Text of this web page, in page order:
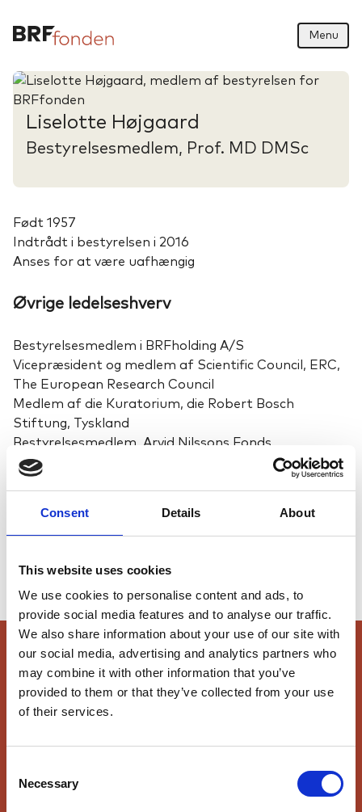
Consent Details About
This website uses cookies
We use cookies to personalise content and ads, to
provide social media features and to analyse our traffic.
We also share information about your use of our site with
our social media, advertising and analytics partners who
may combine it with other information that you’ve
provided to them or that they’ve collected from your use
of their services.
Selection
Necessary
Menu
Liselotte Højgaard
Bestyrelsesmedlem, Prof. MD DMSc
Født 1957
Indtrådt i bestyrelsen i 2016
Anses for at være uafhængig
Øvrige ledelseshverv
Bestyrelsesmedlem i BRFholding A/S
Vicepræsident og medlem af Scientific Council, ERC,
The European Research Council
Medlem af die Kuratorium, die Robert Bosch
Stiftung, Tyskland
Bestyrelsesmedlem, Arvid Nilssons Fonds
Professor på Rigshospitalet/Københavns Universitet
Bestyrelsesformand Tagea, Brandts Rejselegat
Lægevidenskab, forskning og sundhedssociale
Fonden
Politikker